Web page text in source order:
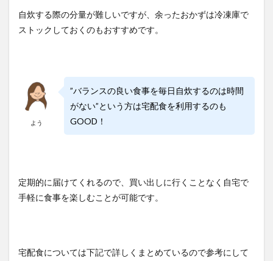
自炊する際の分量が難しいですが、余ったおかずは冷凍庫で
ストックしておくのもおすすめです。
よう
”バランスの良い食事を毎日自炊するのは時間
がない”という方は宅配食を利用するのも
GOOD！
定期的に届けてくれるので、買い出しに行くことなく自宅で
手軽に食事を楽しむことが可能です。
宅配食については下記で詳しくまとめているので参考にして